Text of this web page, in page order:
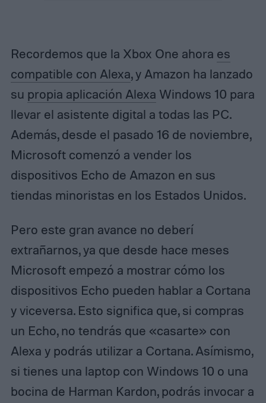
Recordemos que la Xbox One ahora es
compatible con Alexa, y Amazon ha lanzado
su propia aplicación Alexa Windows 10 para
llevar el asistente digital a todas las PC.
Además, desde el pasado 16 de noviembre,
Microsoft comenzó a vender los
dispositivos Echo de Amazon en sus
tiendas minoristas en los Estados Unidos.
Pero este gran avance no deberí
extrañarnos, ya que desde hace meses
Microsoft empezó a mostrar cómo los
dispositivos Echo pueden hablar a Cortana
y viceversa. Esto significa que, si compras
un Echo, no tendrás que «casarte» con
Alexa y podrás utilizar a Cortana. Asímismo,
si tienes una laptop con Windows 10 o una
bocina de Harman Kardon, podrás invocar a